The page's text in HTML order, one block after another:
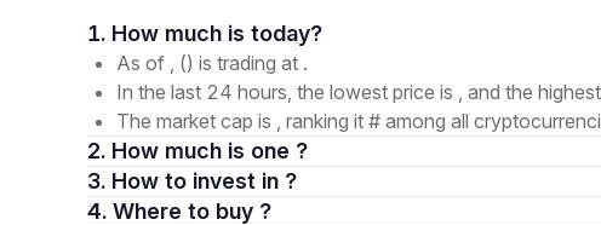
1. How much is today?
As of , () is trading at .
In the last 24 hours, the lowest price is , and the
The market cap is , ranking it # among all
2. How much is one ?
3. How to invest in ?
4. Where to buy ?